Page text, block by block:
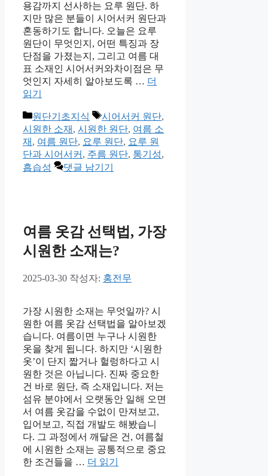
용감까지 선사하는 요루 원단. 하
지만 많은 분들이 시어서커 원단과
혼동하기도 합니다. 오늘은 요루
원단이 무엇인지, 어떤 특징과 장
단점을 가졌는지, 그리고 여름 대
표 소재인 시어서커와차이점은 무
엇인지 자세히 알아보도록 … 더
읽기
카
테
고
리
원단기초지식
태
그
시어서커 원단,
시원한 소재 , 시원한 원단, 여름 소
재 , 여름 원단, 요루 원단, 요루 원
단과 시어서커 , 주름 원단, 통기성,
흡습성
댓글 남기기
여름 옷감 선택법, 가장
시원한 소재는?
2025-03-30 작성자: 홍전무
가장 시원한 소재는 무엇일까? 시
원한 여름 옷감 선택법을 알아보겠
습니다. 여름이면 누구나 시원한
옷을 찾게 됩니다. 하지만 ‘시원한
옷’이 단지 짧거나 헐렁하다고 시
원한 것은 아닙니다. 진짜 중요한
건 바로 원단, 즉 소재입니다. 저는
섬유 분야에서 오랫동안 일해 오면
서 여름 옷감을 수없이 만져보고,
입어보고, 직접 개발도 해봤습니
다. 그 과정에서 깨달은 건, 여름철
에 시원한 소재는 공통적으로 중요
한 조건들을 … 더 읽기